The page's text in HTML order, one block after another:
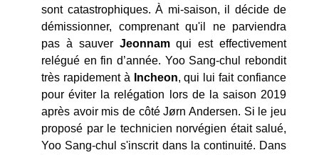
sont catastrophiques. À mi-saison, il décide de
démissionner, comprenant qu'il ne parviendra
pas à sauver Jeonnamqui est effectivement
relégué en fin d’année. Yoo Sang-chul rebondit
très rapidement à Incheon, qui lui fait confiance
pour éviter la relégation lors de la saison 2019
après avoir mis de côté Jørn Andersen. Si le jeu
proposé par le technicien norvégien était salué,
Yoo Sang-chul s'inscrit dans la continuité. Dans